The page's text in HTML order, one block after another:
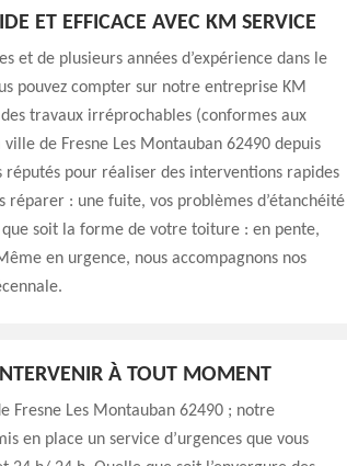
ET EFFICACE AVEC KM SERVICE
et de plusieurs années d’expérience dans le
pouvez compter sur notre entreprise KM
travaux irréprochables (conformes aux
de Fresne Les Montauban 62490 depuis
réputés pour réaliser des interventions rapides
réparer : une fuite, vos problèmes d’étanchéité
soit la forme de votre toiture : en pente,
en urgence, nous accompagnons nos
À TOUT MOMENT
Fresne Les Montauban 62490 ; notre
en place un service d’urgences que vous